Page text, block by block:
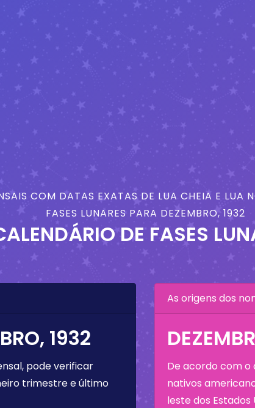
COM DATAS EXATAS DE LUA CHEIA E LUA
FASES LUNARES PARA DEZEMBRO, 1932
DE FASES
1932
pode verificar
trimestre e último
As origens dos
De acordo com
nativos
leste dos